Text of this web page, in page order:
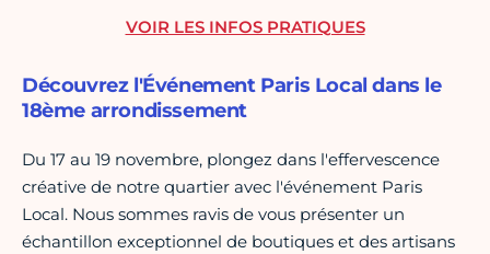
Découvrez l'Événement Paris Local dans le
18ème arrondissement
Du 17 au 19 novembre, plongez dans l'effervescence
créative de notre quartier avec l'événement Paris
Local. Nous sommes ravis de vous présenter un
échantillon exceptionnel de boutiques et des artisans
VOIR LES INFOS PRATIQUES